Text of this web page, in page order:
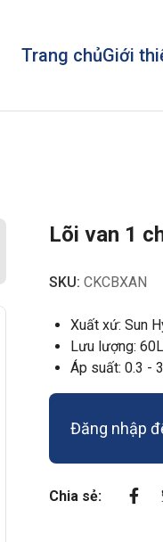
Trang chủGiới
Lõi van 1
SKU: CKCBXAN
Xuất xứ: Sun
Lưu lượng:
Áp suất: 0.3 -
Đăng nhập
Chia sẻ: